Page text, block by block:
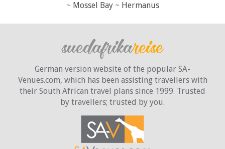
~ Mossel Bay~ Hermanus
German version website of the popular SA-
Venues.com, which has been assisting travellers with
their South African travel plans since 1999. Trusted
by travellers; trusted by you.